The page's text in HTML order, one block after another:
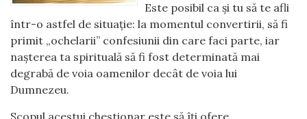
Este posibil ca și tu să te afli
într-o astfel de situație: la momentul convertirii, să fi
primit „ochelarii” confesiunii din care faci parte, iar
nașterea ta spirituală să fi fost determinată mai
degrabă de voia oamenilor decât de voia lui
Dumnezeu.
Scopul acestui chestionar este să îți ofere